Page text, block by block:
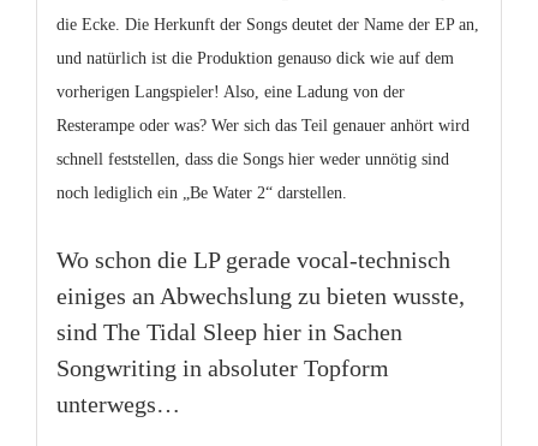
die Ecke. Die Herkunft der Songs deutet der Name der EP an,
und natürlich ist die Produktion genauso dick wie auf dem
vorherigen Langspieler! Also, eine Ladung von der
Resterampe oder was? Wer sich das Teil genauer anhört wird
schnell feststellen, dass die Songs hier weder unnötig sind
noch lediglich ein „Be Water 2“ darstellen.
Wo schon die LP gerade vocal-technisch
einiges an Abwechslung zu bieten wusste,
sind The Tidal Sleep hier in Sachen
Songwriting in absoluter Topform
unterwegs…